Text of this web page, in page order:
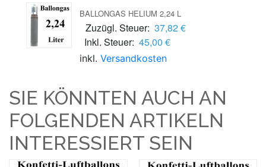
BALLONGAS HELIUM 2,24 L
Zuzügl. Steuer: 37,82 €
Inkl. Steuer: 45,00 €
inkl. Versandkosten
SIE KÖNNTEN AUCH AN
FOLGENDEN ARTIKELN
INTERESSIERT SEIN